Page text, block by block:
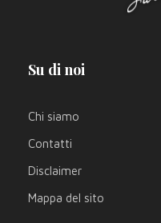
Su di noi
Chi siamo
Contatti
Disclaimer
Mappa del sito